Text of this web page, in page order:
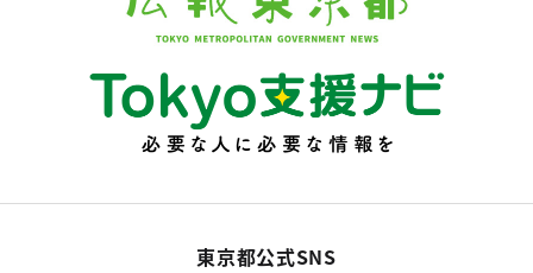
東京都公式SNS